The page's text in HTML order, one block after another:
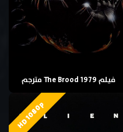
فيلم The Brood 1979 مترجم
HD 1080p